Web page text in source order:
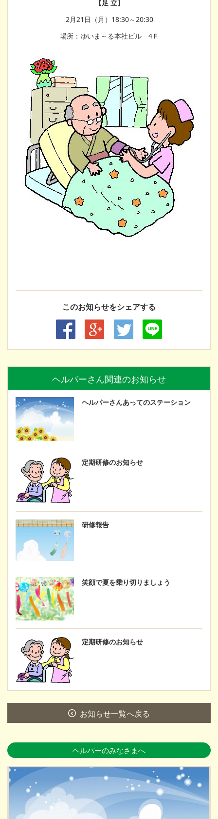
【足 立】
2月21日（月）18:30～20:30
場所：ゆいま～る本社ビル 4Ｆ
このお知らせをシェアする
ヘルパーさん関連のお知らせ
ヘルパーさんあってのステーション
定期研修のお知らせ
研修報告
笑顔で夏を乗り切りましょう
定期研修のお知らせ
お知らせ一覧へ戻る
ヘルパーのみなさまへ